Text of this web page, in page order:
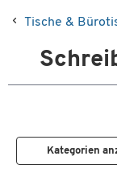
Tische &
Kategorien